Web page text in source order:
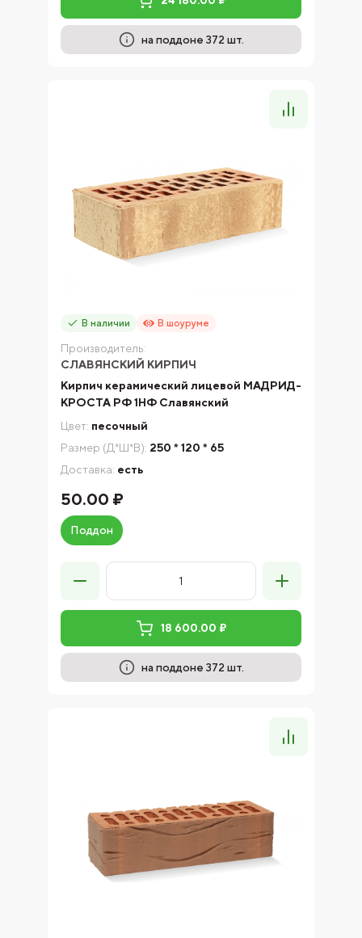
на поддоне 372 шт.
В наличии В шоуруме
Производитель:
СЛАВЯНСКИЙ КИРПИЧ
Кирпич керамический лицевой МАДРИД-
КРОСТА РФ 1НФ Славянский
Цвет: песочный
Размер (Д*Ш*В): 250 * 120 * 65
Доставка: есть
50.00 ₽
Поддон
18 600.00 ₽
на поддоне 372 шт.